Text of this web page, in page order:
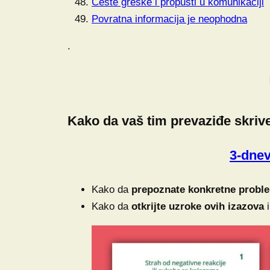
Povratna informacija je neophodna
.
Kako da vaš tim prevaziđe
3-
Kako da prepoznate konkretne
Kako da otkrijte uzroke ovih izazovai